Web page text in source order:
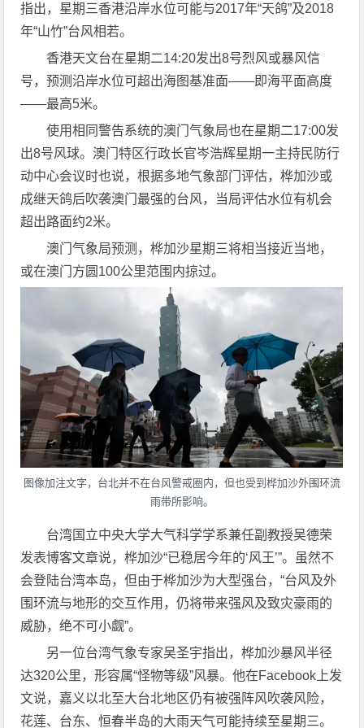
指出，星期三香港沿岸水位可能与2017年“天鸽”及2018
年“山竹”台风相若。
香港天文台在星期二14:20发出8号烈风或暴风信
号，预测沿岸水位可超出海图基准面——即海平面高度
——最高5米。
使用相同警告系统的澳门气象局也在星期二17:00发
出8号风球。澳门特区行政长官岑浩辉星期一主持民防行
动中心会议时也说，根据多地气象部门评估，桦加沙或
成继天鸽后吹袭澳门最强的台风，当局评估水位有机会
超出路面约2米。
澳门气象局预测，桦加沙星期三将相当接近当地，
或在澳门方圆100公里范围内掠过。
图像加注文字，台北并不在台风警戒圈内，但也受到桦加沙外围环流
雨带所影响。
台湾国立中央大学大气科学学系兼任副教授吴德荣
发表博客文章说，桦加沙“已稳居今年的‘风王’”。虽然不
会登陆台湾本岛，但由于桦加沙为大型强台，“台风及外
围环流与地形的交互作用，仍将带来强风及致灾豪雨的
威胁，绝不可小觑”。
另一位台湾气象专家吴圣宇指出，桦加沙暴风半径
达320公里，形容属“怪物等级”风暴。他在Facebook上发
文说，嘉义以北至大台北地区仍有被强阵风吹袭风险，
花莲、台东、恒春半岛的大雨天气可能持续至星期三。